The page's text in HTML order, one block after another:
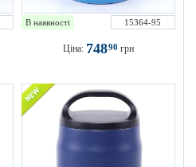
В наявності 15364-95
Ціна: 74890 грн